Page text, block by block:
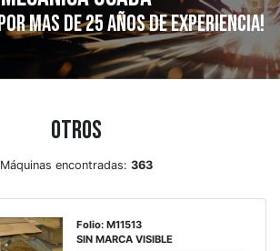
mas de 25 años de experiencia!
Otros
Máquinas encontradas: 363
Folio: M11513
SIN MARCA VISIBLE